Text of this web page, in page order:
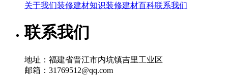
关于我们装修建材知识装修建材百科联系我们
联系我们
地址：福建省晋江市内坑镇吉里工业区
邮箱：31769512@qq.com